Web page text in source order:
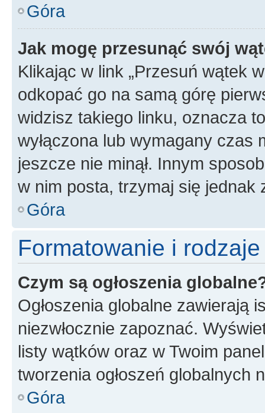
Góra
Jak mogę przesunąć swój
Klikając w link „Przesuń wątek
odkopać go na samą górę
widzisz takiego linku, oznacza
wyłączona lub wymagany czas
jeszcze nie minął. Innym
w nim posta, trzymaj się jednak
Góra
Formatowanie i
Czym są ogłoszenia
Ogłoszenia globalne zawierają
niezwłocznie zapoznać.
listy wątków oraz w Twoim
tworzenia ogłoszeń globalnych
Góra